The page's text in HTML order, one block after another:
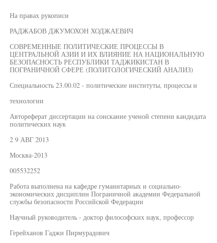
На правах рукописи
РАДЖАБОВ ДЖУМОХОН ХОДЖАЕВИЧ
СОВРЕМЕННЫЕ ПОЛИТИЧЕСКИЕ ПРОЦЕССЫ В
ЦЕНТРАЛЬНОЙ АЗИИ И ИХ ВЛИЯНИЕ НА НАЦИОНАЛЬНУЮ
БЕЗОПАСНОСТЬ РЕСПУБЛИКИ ТАДЖИКИСТАН В
ПОГРАНИЧНОЙ СФЕРЕ (ПОЛИТОЛОГИЧЕСКИЙ АНАЛИЗ)
Специальность 23.00.02 - политические институты, процессы и
технологии
Автореферат диссертации на соискание ученой степени кандидата
политических наук
2 9 АВГ 2013
Москва-2013
005532252
Работа выполнена на кафедре гуманитарных и социально-
экономических дисциплин Пограничной академии Федеральной
службы безопасности Российской Федерации
Научный руководитель - доктор философских наук, профессор
Герейханов Гаджи Пирмурадович